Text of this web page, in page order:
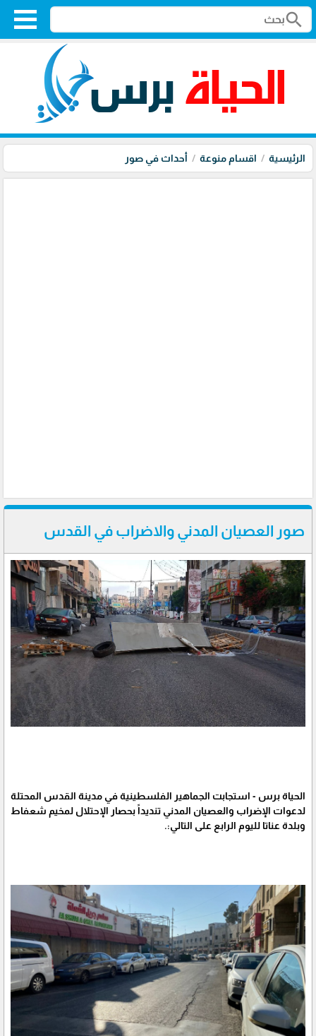
search
الرئيسية اقسام منوعة أحداث في صور
صور العصيان المدني والاضراب في القدس
الحياة برس - استجابت الجماهير الفلسطينية في مدينة القدس المحتلة
لدعوات الإضراب والعصيان المدني تنديداً بحصار الإحتلال لمخيم شعفاط
وبلدة عناتا لليوم الرابع على التالي:.